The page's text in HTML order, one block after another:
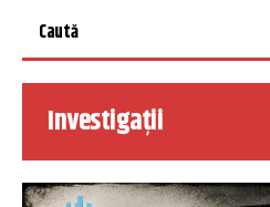
Investigații